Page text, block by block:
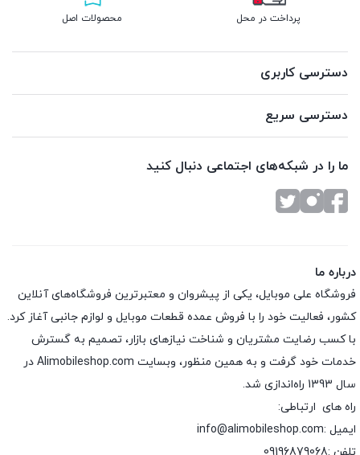
پرداخت در محل محصولات اصل
دسترسی کاربری
دسترسی سریع
ما را در شبکه‌های اجتماعی دنبال کنید
درباره ما
فروشگاه علی موبایل، یکی از پیشروان و معتبرترین فروشگاه‌های آنلاین
کشور، فعالیت خود را با فروش عمده قطعات موبایل و لوازم جانبی آغاز کرد.
با کسب رضایت مشتریان و شناخت نیازهای بازار، تصمیم به گسترش
خدمات خود گرفت و به همین منظور، وبسایت Alimobileshop.com در
سال 1393 راه‌اندازی شد.
راه های ارتباطی:
ایمیل :info@alimobileshop.com